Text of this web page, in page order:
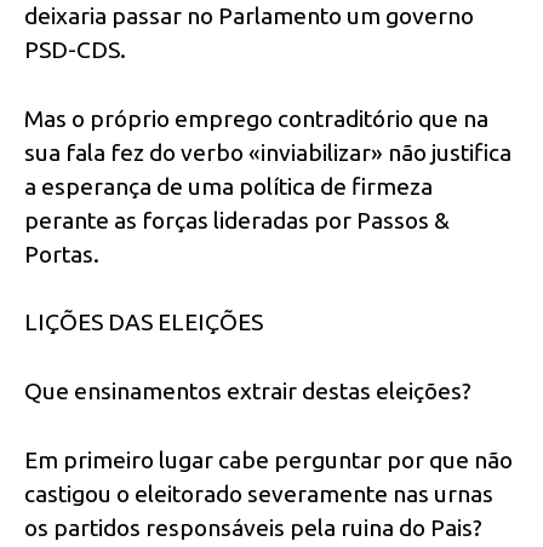
deixaria passar no Parlamento um governo
PSD-CDS.
Mas o próprio emprego contraditório que na
sua fala fez do verbo «inviabilizar» não justifica
a esperança de uma política de firmeza
perante as forças lideradas por Passos &
Portas.
LIÇÕES DAS ELEIÇÕES
Que ensinamentos extrair destas eleições?
Em primeiro lugar cabe perguntar por que não
castigou o eleitorado severamente nas urnas
os partidos responsáveis pela ruina do Pais?